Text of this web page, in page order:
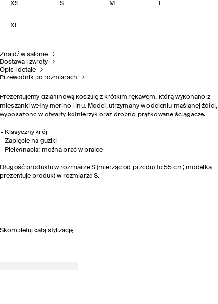
XS S M L
XL
Znajdź w salonie
Dostawa i zwroty
Opis i detale
Przewodnik po rozmiarach
Prezentujemy dzianinową koszulę z krótkim rękawem, którą wykonano z
mieszanki wełny merino i lnu. Model, utrzymany w odcieniu maślanej żółci,
wyposażono w otwarty kołnierzyk oraz drobno prążkowane ściągacze.
Klasyczny krój
Zapięcie na guziki
Pielęgnacja: można prać w pralce
Długość produktu w rozmiarze S (mierząc od przodu) to 55 cm; modelka
prezentuje produkt w rozmiarze S.
Skompletuj całą stylizację